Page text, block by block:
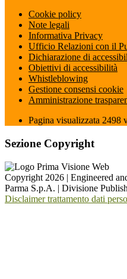
Cookie policy
Note legali
Informativa Privacy
Ufficio Relazioni con il
Dichiarazione di
Obiettivi di accessibilità
Whistleblowing
Gestione consensi cookie
Amministrazione
Pagina visualizzata 2498
Sezione Copyright
Copyright 2026 | Engineered
Parma S.p.A. | Divisione
Disclaimer trattamento dati